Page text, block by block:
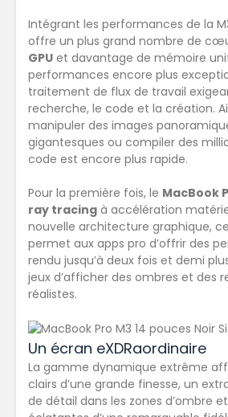
Intégrant les performances de la
offre un plus grand nombre de
GPU et davantage de mémoire
performances encore plus
traitement de flux de travail
recherche, le code et la création.
manipuler des images
gigantesques ou compiler des
code est encore plus rapide.
Pour la première fois, le MacBook
ray tracing à accélération
nouvelle architecture graphique,
permet aux apps pro d’offrir des
rendu jusqu’à deux fois et demi
jeux d’afficher des ombres et des
réalistes.
Un écran eXDRaordinaire
La gamme dynamique extrême
clairs d’une grande finesse, un
de détail dans les zones d’ombre